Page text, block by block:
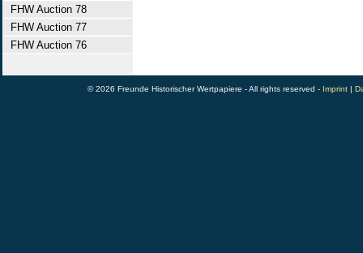
FHW Auction 78
FHW Auction 77
FHW Auction 76
© 2026 Freunde Historischer Wertpapiere - All rights reserved - Imprint |